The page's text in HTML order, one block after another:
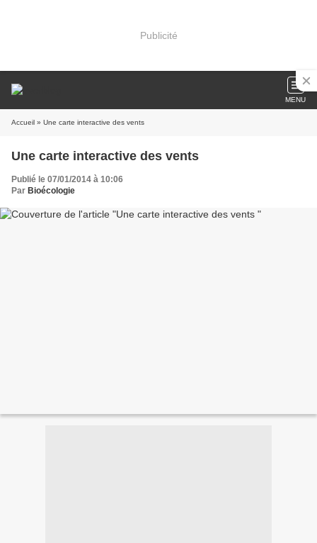
Publicité
MENU
Accueil » Une carte interactive des vents
Une carte interactive des vents
Publié le 07/01/2014 à 10:06
Par Bioécologie